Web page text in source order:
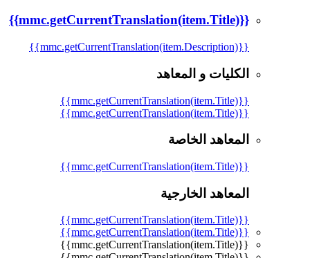
{{mmc.getCurrentTranslation(item.Title)}}
{{mmc.getCurrentTranslation(item.Description)}}
الكليات و المعاهد
{{mmc.getCurrentTranslation(item.Title)}}
{{mmc.getCurrentTranslation(item.Title)}}
المعاهد الخاصة
{{mmc.getCurrentTranslation(item.Title)}}
المعاهد الخارجية
{{mmc.getCurrentTranslation(item.Title)}}
{{mmc.getCurrentTranslation(item.Title)}}
{{mmc.getCurrentTranslation(item.Title)}}